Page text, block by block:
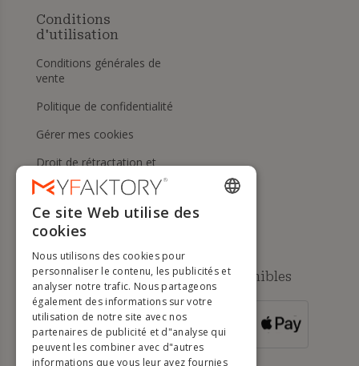
Conditions
d'utilisation
Conditions générales de
vente
Politique de confidentialité
Gérer mes cookies
Droit de rétractation et
retours
Aide
Méthodes de paiement disponibles
POUR LES
COMMANDES
SUPÉRIEURES À
ENGLISH
DUTCH
GERMAN
PORTUGUESE
Ce site Web utilise des
cookies
Nous utilisons des cookies pour
personnaliser le contenu, les publicités et
analyser notre trafic. Nous partageons
également des informations sur votre
utilisation de notre site avec nos
partenaires de publicité et d"analyse qui
peuvent les combiner avec d"autres
informations que vous leur avez fournies